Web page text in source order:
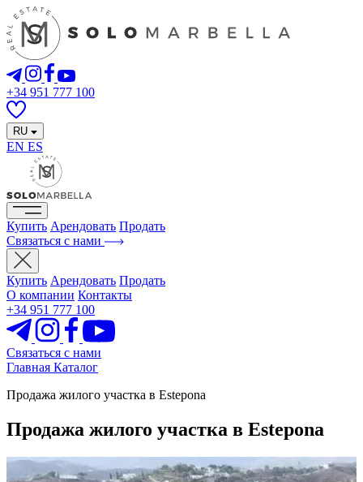
+34 951 777 100
RU
EN ES
Купить Арендовать Продать
Связаться с нами
Купить Арендовать Продать
О компании Контакты
+34 951 777 100
Связаться с нами
Главная Каталог
Продажа жилого участка в Estepona
Продажа жилого участка в Estepona